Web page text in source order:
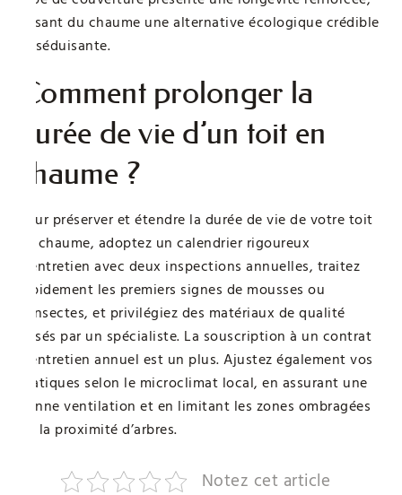
faisant du chaume une alternative écologique crédible
et séduisante.
Comment prolonger la
durée de vie d’un toit en
chaume ?
Pour préserver et étendre la durée de vie de votre toit
en chaume, adoptez un calendrier rigoureux
d’entretien avec deux inspections annuelles, traitez
rapidement les premiers signes de mousses ou
d’insectes, et privilégiez des matériaux de qualité
posés par un spécialiste. La souscription à un contrat
d’entretien annuel est un plus. Ajustez également vos
pratiques selon le microclimat local, en assurant une
bonne ventilation et en limitant les zones ombragées
ou la proximité d’arbres.
Notez cet article